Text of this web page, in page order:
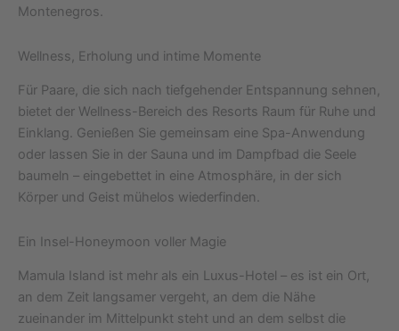
Montenegros.
Wellness, Erholung und intime Momente
Für Paare, die sich nach tiefgehender Entspannung sehnen,
bietet der Wellness-Bereich des Resorts Raum für Ruhe und
Einklang. Genießen Sie gemeinsam eine Spa-Anwendung
oder lassen Sie in der Sauna und im Dampfbad die Seele
baumeln – eingebettet in eine Atmosphäre, in der sich
Körper und Geist mühelos wiederfinden.
Ein Insel-Honeymoon voller Magie
Mamula Island ist mehr als ein Luxus-Hotel – es ist ein Ort,
an dem Zeit langsamer vergeht, an dem die Nähe
zueinander im Mittelpunkt steht und an dem selbst die